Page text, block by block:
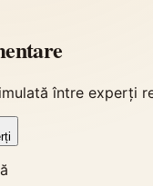
între experți